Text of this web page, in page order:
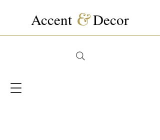
Accent &Decor